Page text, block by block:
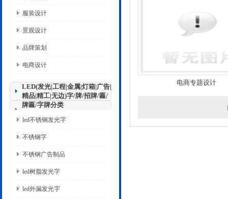
服装设计
景观设计
品牌策划
电商设计
LED(发光|工程|金属|灯箱|广告|
精品|精工|无边)字/牌/招牌/匾/
牌匾/字牌分类
led不锈钢发光字
不锈钢字
不锈钢广告制品
led树脂发光字
led外漏发光字
电商专题设计